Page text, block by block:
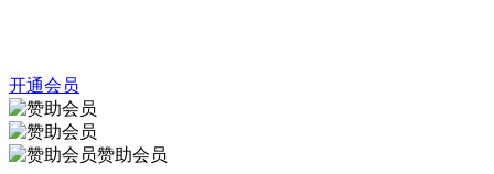
开通会员
赞助会员